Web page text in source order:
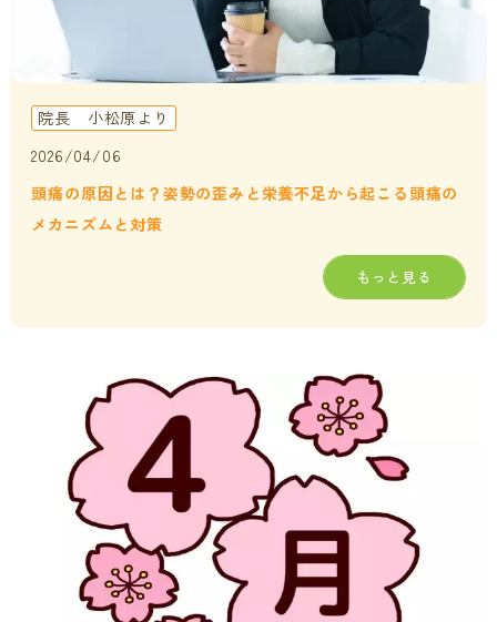
院長 小松原より
2026/04/06
頭痛の原因とは？姿勢の歪みと栄養不足から起こる頭痛の
メカニズムと対策
もっと見る